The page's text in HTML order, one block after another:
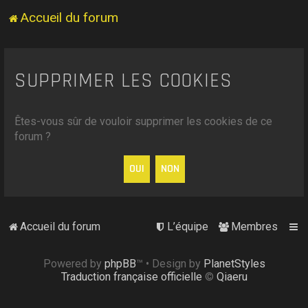
Accueil du forum
SUPPRIMER LES COOKIES
Êtes-vous sûr de vouloir supprimer les cookies de ce
forum ?
Accueil du forum Membres
L’équipe
Powered by phpBB™ • Design by PlanetStyles
Traduction française officielle © Qiaeru